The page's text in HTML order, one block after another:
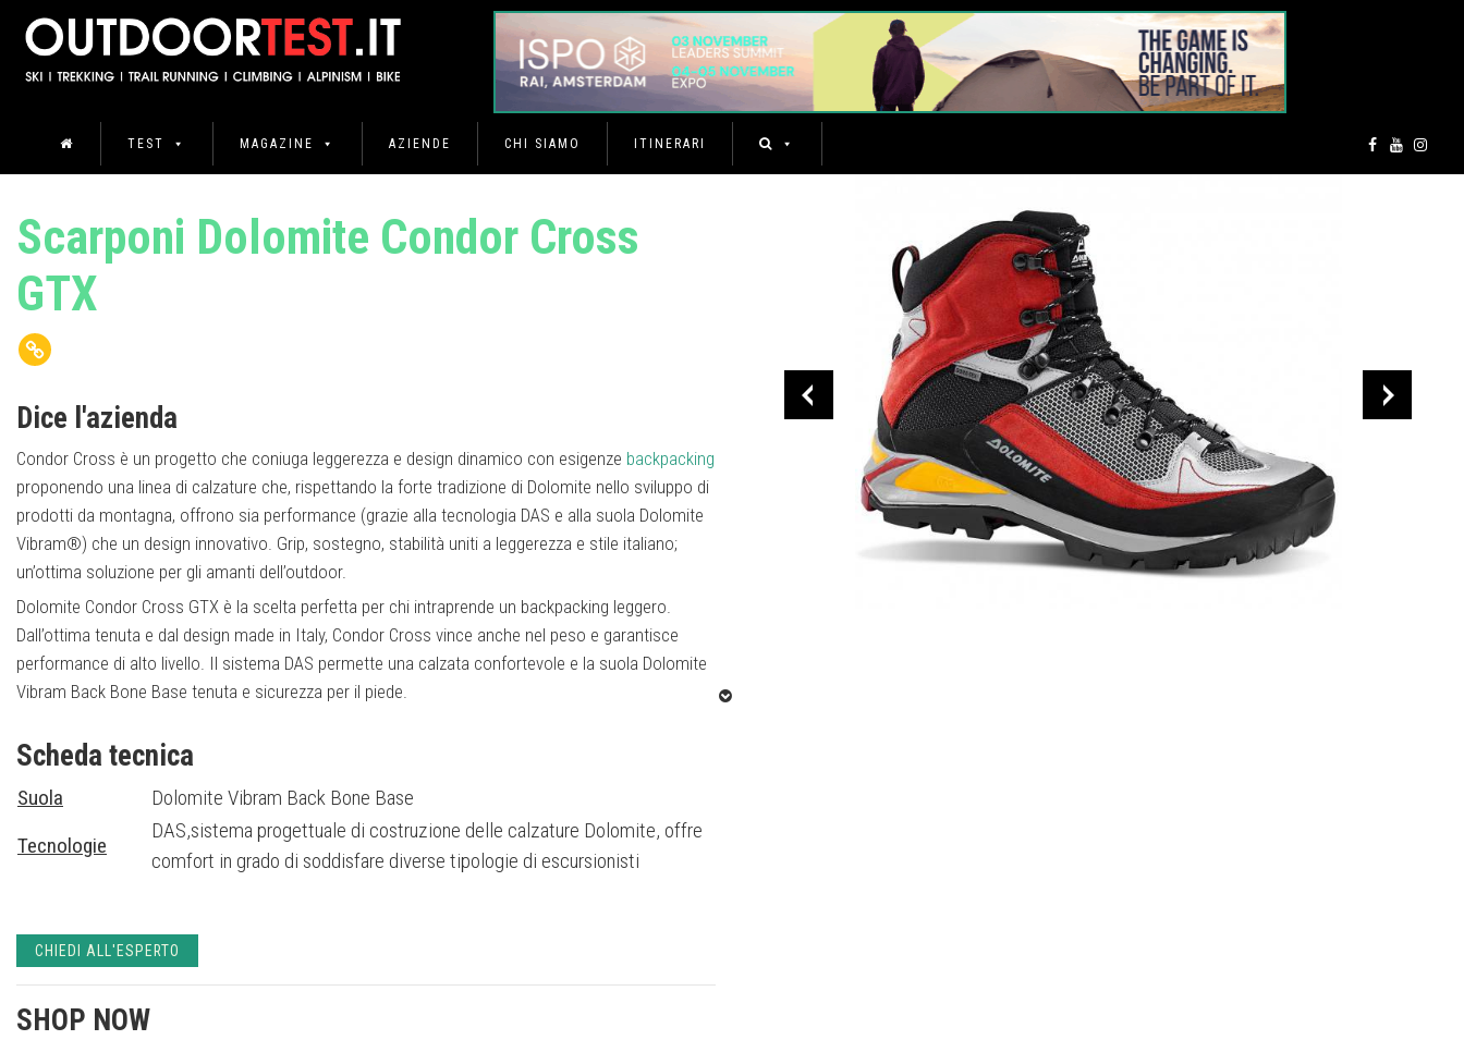
TEST MAGAZINE AZIENDE CHI SIAMO ITINERARI
Scarponi Dolomite Condor Cross
GTX
Dice l'azienda
Condor Cross è un progetto che coniuga leggerezza e design dinamico con esigenze backpacking
proponendo una linea di calzature che, rispettando la forte tradizione di Dolomite nello sviluppo di
prodotti da montagna, offrono sia performance (grazie alla tecnologia DAS e alla suola Dolomite
Vibram®) che un design innovativo. Grip, sostegno, stabilità uniti a leggerezza e stile italiano;
un’ottima soluzione per gli amanti dell’outdoor.
Dolomite Condor Cross GTX è la scelta perfetta per chi intraprende un backpacking leggero.
Dall’ottima tenuta e dal design made in Italy, Condor Cross vince anche nel peso e garantisce
performance di alto livello. Il sistema DAS permette una calzata confortevole e la suola Dolomite
Vibram Back Bone Base tenuta e sicurezza per il piede.
Scheda tecnica
Suola
Dolomite Vibram Back Bone Base
Tecnologie
DAS,sistema progettuale di costruzione delle calzature Dolomite, offre
comfort in grado di soddisfare diverse tipologie di escursionisti
CHIEDI ALL'ESPERTO
SHOP NOW